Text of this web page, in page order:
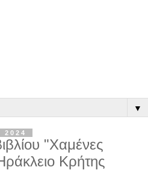
▼
2024
"Χαμένες
Κρήτης